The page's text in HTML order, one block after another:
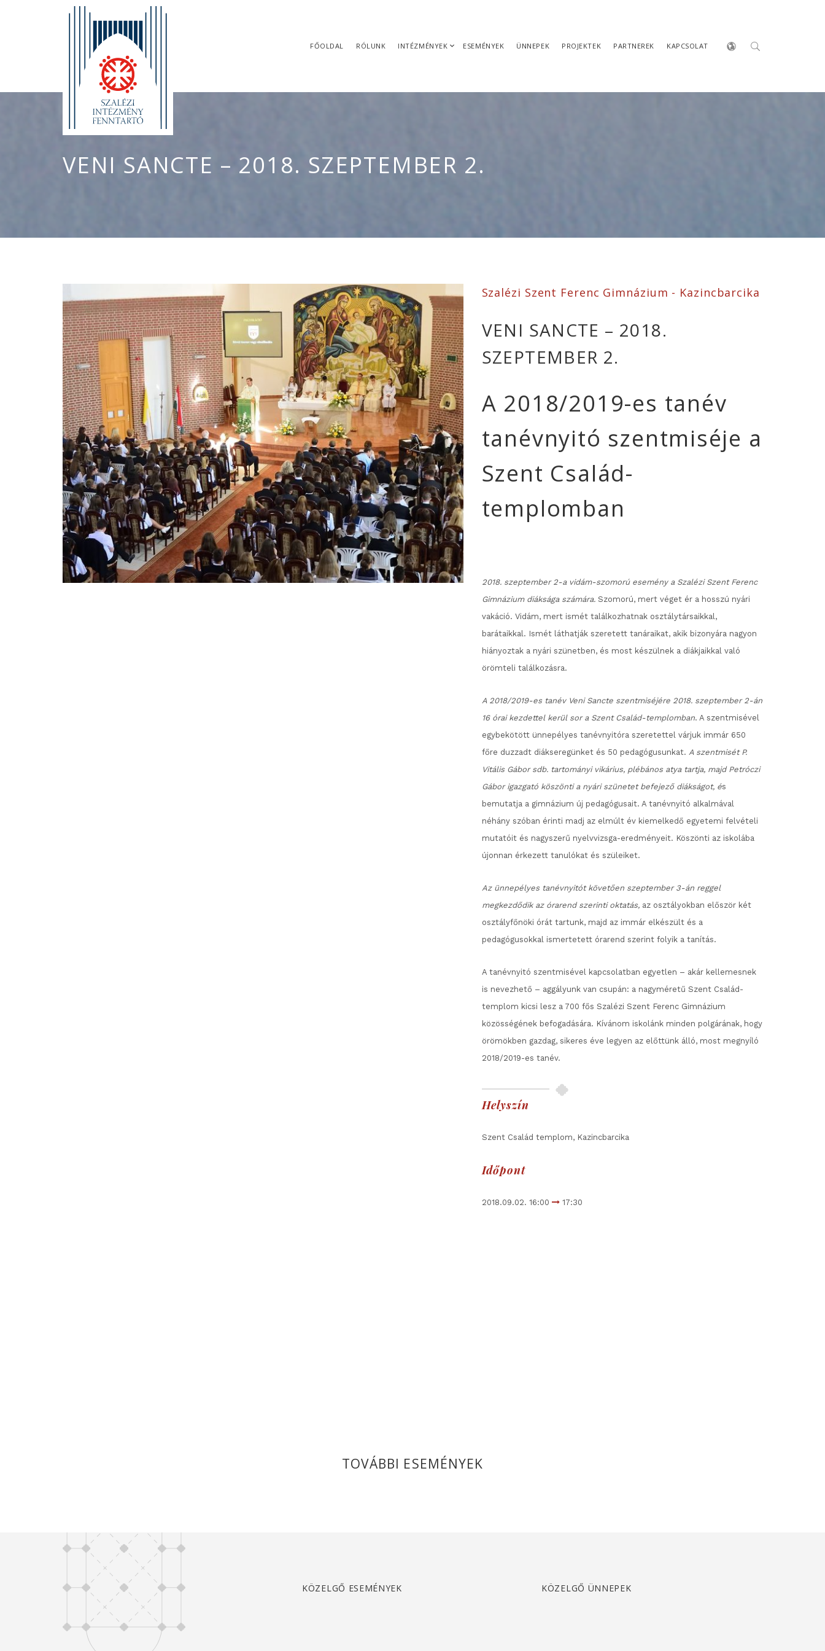
FŐOLDAL RÓLUNK INTÉZMÉNYEK ESEMÉNYEK ÜNNEPEK PROJEKTEK PARTNEREK KAPCSOLAT
VENI SANCTE – 2018. SZEPTEMBER 2.
Szalézi Szent Ferenc Gimnázium - Kazincbarcika
VENI SANCTE – 2018.
SZEPTEMBER 2.
A 2018/2019-es tanév
tanévnyitó szentmiséje a
Szent Család-
templomban
2018. szeptember 2-a vidám-szomorú esemény a Szalézi Szent Ferenc
Gimnázium diáksága számára. Szomorú, mert véget ér a hosszú nyári
vakáció. Vidám, mert ismét találkozhatnak osztálytársaikkal,
barátaikkal. Ismét láthatják szeretett tanáraikat, akik bizonyára nagyon
hiányoztak a nyári szünetben, és most készülnek a diákjaikkal való
örömteli találkozásra.
A 2018/2019-es tanév Veni Sancte szentmiséjére 2018. szeptember 2-án
16 órai kezdettel kerül sor a Szent Család-templomban. A szentmisével
egybekötött ünnepélyes tanévnyitóra szeretettel várjuk immár 650
főre duzzadt diákseregünket és 50 pedagógusunkat. A szentmisét P.
Vitális Gábor sdb. tartományi vikárius, plébános atya tartja, majd Petróczi
Gábor igazgató köszönti a nyári szünetet befejező diákságot, és
bemutatja a gimnázium új pedagógusait. A tanévnyitó alkalmával
néhány szóban érinti madj az elmúlt év kiemelkedő egyetemi felvételi
mutatóit és nagyszerű nyelvvizsga-eredményeit. Köszönti az iskolába
újonnan érkezett tanulókat és szüleiket.
Az ünnepélyes tanévnyitót követően szeptember 3-án reggel
megkezdődik az órarend szerinti oktatás,az osztályokban először két
osztályfőnöki órát tartunk, majd az immár elkészült és a
pedagógusokkal ismertetett órarend szerint folyik a tanítás.
A tanévnyitó szentmisével kapcsolatban egyetlen – akár kellemesnek
is nevezhető – aggályunk van csupán: a nagyméretű Szent Család-
templom kicsi lesz a 700 fős Szalézi Szent Ferenc Gimnázium
közösségének befogadására. Kívánom iskolánk minden polgárának, hogy
örömökben gazdag, sikeres éve legyen az előttünk álló, most megnyíló
2018/2019-es tanév.
Helyszín
Szent Család templom, Kazincbarcika
Időpont
2018.09.02. 16:00 17:30
TOVÁBBI ESEMÉNYEK
KÖZELGŐ ESEMÉNYEK KÖZELGŐ ÜNNEPEK